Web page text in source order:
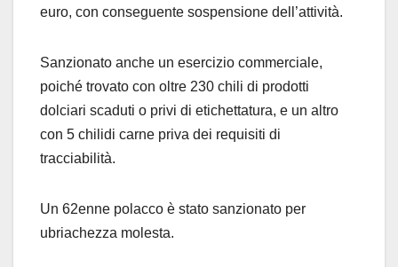
euro, con conseguente sospensione dell’attività.
Sanzionato anche un esercizio commerciale,
poiché trovato con oltre 230 chili di prodotti
dolciari scaduti o privi di etichettatura, e un altro
con 5 chilidi carne priva dei requisiti di
tracciabilità.
Un 62enne polacco è stato sanzionato per
ubriachezza molesta.